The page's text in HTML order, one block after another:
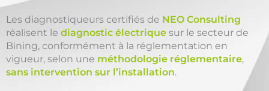
Les diagnostiqueurs certifiés de NEO Consulting
réalisent le diagnostic électrique sur le secteur de
Bining, conformément à la réglementation en
vigueur, selon une méthodologie réglementaire,
sans intervention sur l’installation.